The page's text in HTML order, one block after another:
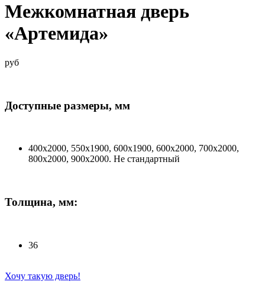
Межкомнатная дверь
«Артемида»
руб
Доступные размеры, мм
400х2000, 550х1900, 600х1900, 600х2000, 700х2000,
800х2000, 900х2000. Не стандартный
Толщина, мм:
36
Хочу такую дверь!